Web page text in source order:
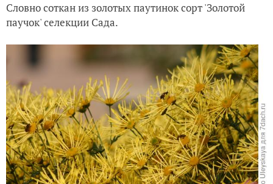
Словно соткан из золотых паутинок сорт 'Золотой
паучок' селекции Сада.